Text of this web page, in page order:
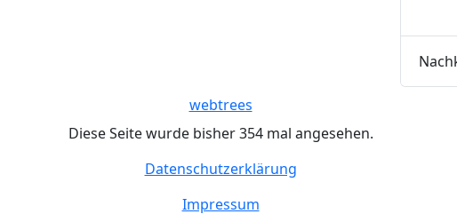
webtrees
Diese Seite wurde bisher354mal angesehen.
Datenschutzerklärung
Impressum